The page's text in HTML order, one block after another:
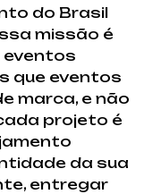
do Brasil
missão é
eventos
que eventos
marca, e não
projeto é
da sua
entregar